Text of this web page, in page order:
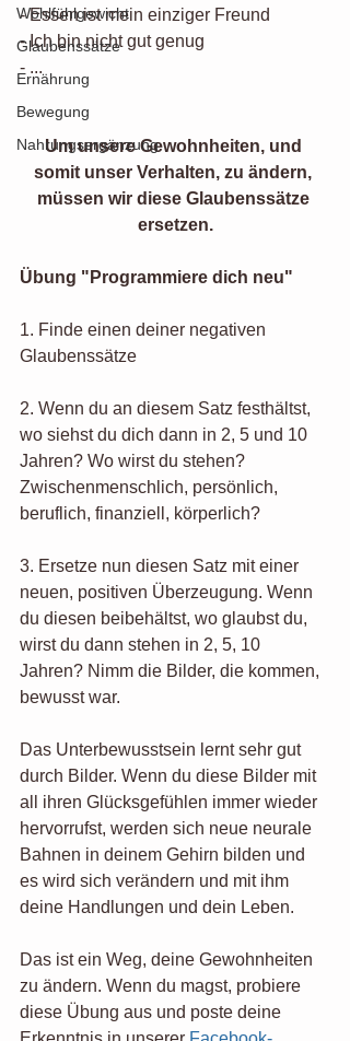
Wohlfühlgewicht
Glaubenssätze
Ernährung
Bewegung
Nahrungsergänzung
- Essen ist mein einziger Freund
- Ich bin nicht gut genug
- ...
Um unsere Gewohnheiten, und
somit unser Verhalten, zu ändern,
müssen wir diese Glaubenssätze
ersetzen.
Übung "Programmiere dich neu"
1. Finde einen deiner negativen
Glaubenssätze
2. Wenn du an diesem Satz festhältst,
wo siehst du dich dann in 2, 5 und 10
Jahren? Wo wirst du stehen?
Zwischenmenschlich, persönlich,
beruflich, finanziell, körperlich?
3. Ersetze nun diesen Satz mit einer
neuen, positiven Überzeugung. Wenn
du diesen beibehältst, wo glaubst du,
wirst du dann stehen in 2, 5, 10
Jahren? Nimm die Bilder, die kommen,
bewusst war.
Das Unterbewusstsein lernt sehr gut
durch Bilder. Wenn du diese Bilder mit
all ihren Glücksgefühlen immer wieder
hervorrufst, werden sich neue neurale
Bahnen in deinem Gehirn bilden und
es wird sich verändern und mit ihm
deine Handlungen und dein Leben.
Das ist ein Weg, deine Gewohnheiten
zu ändern. Wenn du magst, probiere
diese Übung aus und poste deine